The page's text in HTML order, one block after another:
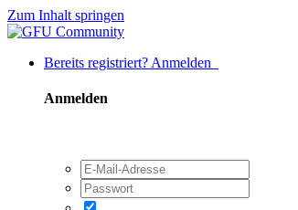
Zum Inhalt springen
Bereits registriert? Anmelden
Anmelden